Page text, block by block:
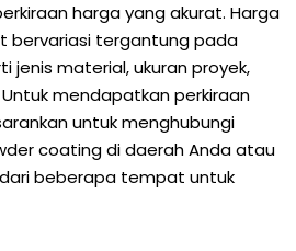
harga yang akurat. Harga
bervariasi tergantung pada
jenis material, ukuran proyek,
mendapatkan perkiraan
untuk menghubungi
coating di daerah Anda atau
beberapa tempat untuk